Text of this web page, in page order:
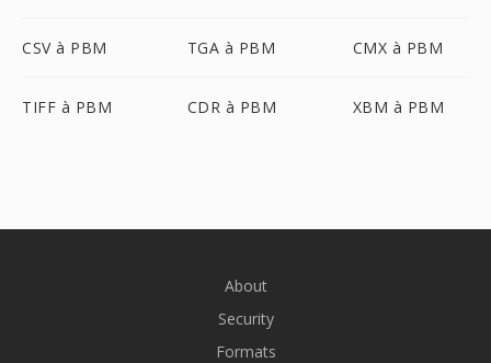
CSV à PBM TGA à PBM CMX à PBM
TIFF à PBM CDR à PBM XBM à PBM
About
Security
Formats